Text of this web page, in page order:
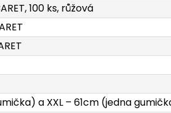
100 ks, růžová
a XXL – 61cm (jedna